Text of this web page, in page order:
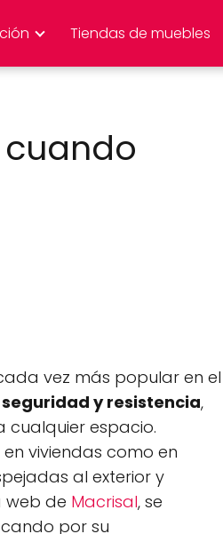
Tiendas de muebles
vez más popular en el
seguridad y resistencia,
cualquier espacio.
viviendas como en
al exterior y
web de Macrisal, se
por su